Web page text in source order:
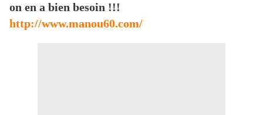
on en a bien besoin !!!
http://www.manou60.com/